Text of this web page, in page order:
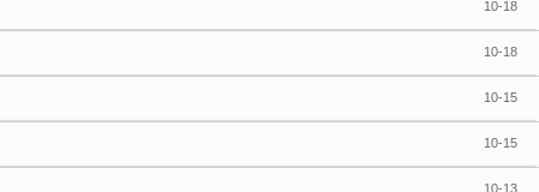
10-18
10-18
10-15
10-15
10-13